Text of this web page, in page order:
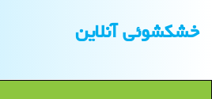
خشكشوئی آنلاین